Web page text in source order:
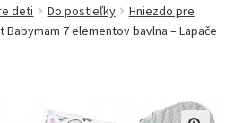
menu
deti Do postieľky
Hniezdo pre
7 elementov bavlna – Lapače